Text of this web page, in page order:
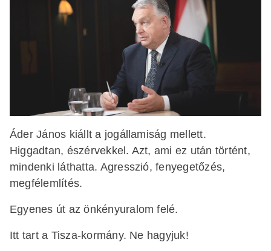
Áder János kiállt a jogállamiság mellett.
Higgadtan, észérvekkel. Azt, ami ez után történt,
mindenki láthatta. Agresszió, fenyegetőzés,
megfélemlítés.
Egyenes út az önkényuralom felé.
Itt tart a Tisza-kormány. Ne hagyjuk!